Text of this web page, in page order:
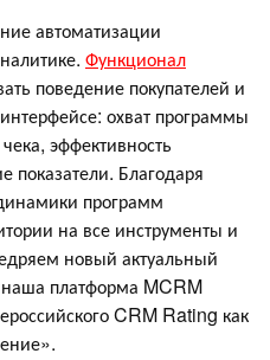
автоматизации
Функционал
поведение покупателей и
охват программы
эффективность
показатели. Благодаря
программ
на все инструменты и
новый актуальный
платформа MCRM
CRM Rating как